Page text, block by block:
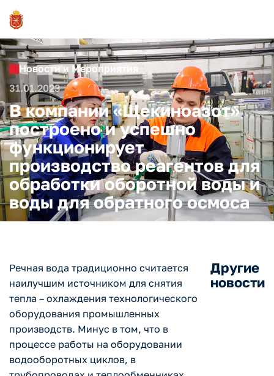
Новости и Мероприятия
31.01.2023
В компании «Щекиноазот»
построено и успешно
функционирует
производство реагентов для
обработки оборотной воды и
воды для обратного осмоса
Речная вода традиционно считается
наилучшим источником для снятия
тепла – охлаждения технологического
оборудования промышленных
производств. Минус в том, что в
процессе работы на оборудовании
водооборотных циклов, в
Другие
новости